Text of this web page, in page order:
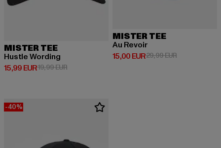
MISTER TEE
Hustle Wording
15,99 EUR
Derzeitiger Preis: 15,99 EUR
19,99 EURAktionspreis: 19,99 EUR
MISTER TEE
Au Revoir
15,00 EUR
Derzeitiger Preis: 15,00 EUR
29,99 EURAktionspreis:
-40%